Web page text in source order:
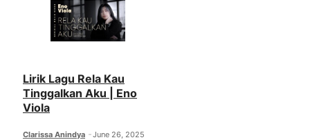
Lirik Lagu Rela Kau
Tinggalkan Aku | Eno
Viola
Clarissa Anindya June 26, 2025